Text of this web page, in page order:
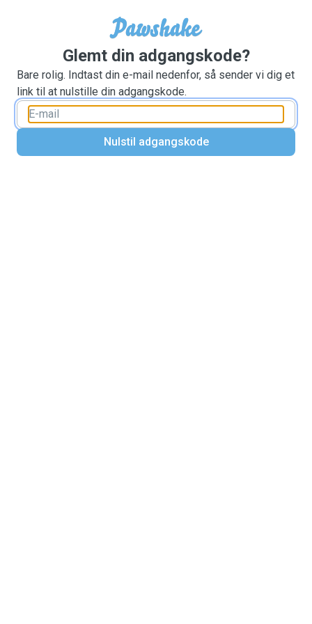
Glemt din adgangskode?
Bare rolig. Indtast din e-mail nedenfor, så sender vi dig et
link til at nulstille din adgangskode.
Nulstil adgangskode